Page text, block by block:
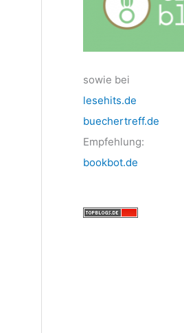
sowie bei
lesehits.de
buechertreff.de
Empfehlung:
bookbot.de